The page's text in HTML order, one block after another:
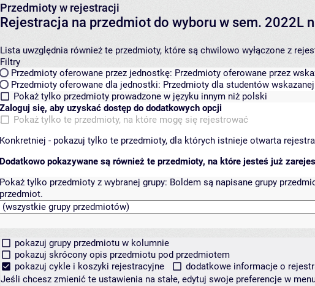
Przedmioty w rejestracji
Rejestracja na przedmiot do wyboru w sem. 2022L
Lista uwzględnia również te przedmioty, które są chwilowo wyłączone z
Filtry
Przedmioty oferowane przez jednostkę: Przedmioty oferowane przez
Przedmioty oferowane dla jednostki: Przedmioty dla studentów
Pokaż tylko przedmioty prowadzone w języku innym niż polski
Zaloguj się, aby uzyskać dostęp do dodatkowych opcji
Pokaż tylko te przedmioty, na które mogę się rejestrować
Konkretniej - pokazuj tylko te przedmioty, dla których istnieje otwarta
Dodatkowo pokazywane są również te przedmioty, na które jesteś już
Pokaż tylko przedmioty z wybranej grupy: Boldem są napisane grupy
przedmiot.
pokazuj grupy przedmiotu w kolumnie
pokazuj skrócony opis przedmiotu pod przedmiotem
pokazuj cykle i koszyki rejestracyjne
dodatkowe informacje o
Jeśli chcesz zmienić te ustawienia na stałe, edytuj swoje preferencje w